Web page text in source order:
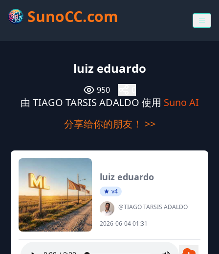
SunoCC.com
luiz eduardo
950
由 TIAGO TARSIS ADALDO 使用 Suno AI
分享给你的朋友！ >>
luiz eduardo
v4
@TIAGO TARSIS ADALDO
2026-06-04 01:31